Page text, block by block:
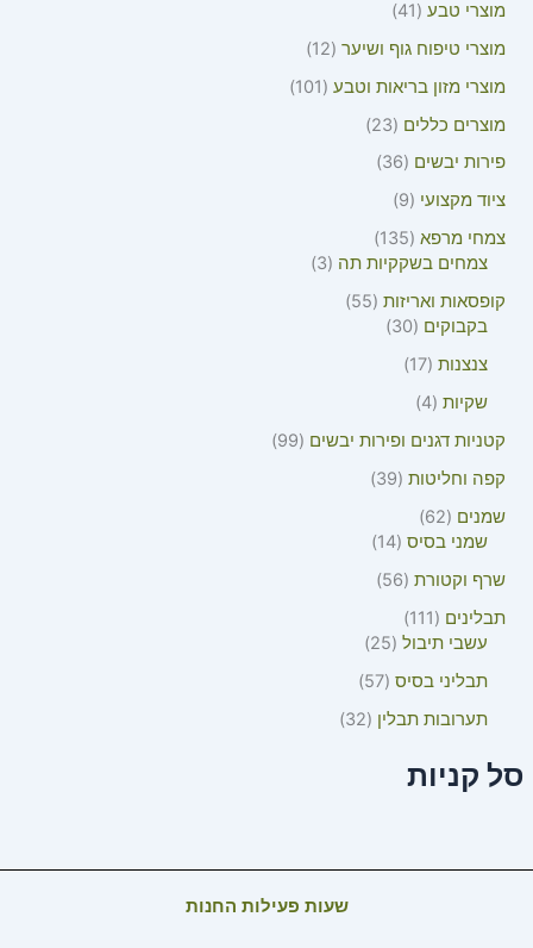
מוצרי טבע
41
מוצרי טיפוח גוף ושיער 12
מוצרי מזון בריאות וטבע
101
מוצרים כללים
23
פירות יבשים
36
ציוד מקצועי
9
צמחי מרפא 135
צמחים בשקקיות תה
3
קופסאות ואריזות 55
בקבוקים
30
צנצנות 17
שקיות 4
קטניות דגנים ופירות יבשים
99
קפה וחליטות 39
שמנים
62
שמני בסיס 14
שרף וקטורת 56
תבלינים
111
עשבי תיבול 25
תבליני בסיס 57
תערובות תבלין
32
סל קניות
שעות פעילות החנות